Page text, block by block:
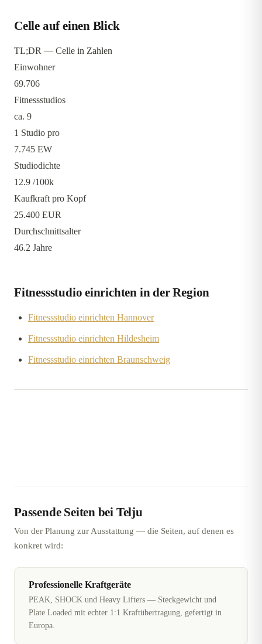
Celle auf einen Blick
TL;DR — Celle in Zahlen
Einwohner
69.706
Fitnessstudios
ca. 9
1 Studio pro
7.745 EW
Studiodichte
12.9 /100k
Kaufkraft pro Kopf
25.400 EUR
Durchschnittsalter
46.2 Jahre
Fitnessstudio einrichten in der Region
Fitnessstudio einrichten Hannover
Fitnessstudio einrichten Hildesheim
Fitnessstudio einrichten Braunschweig
Passende Seiten bei Telju
Von der Planung zur Ausstattung — die Seiten, auf denen es
konkret wird:
Professionelle Kraftgeräte
PEAK, SHOCK und Heavy Lifters — Steckgewicht und
Plate Loaded mit echter 1:1 Kraftübertragung, gefertigt in
Europa.